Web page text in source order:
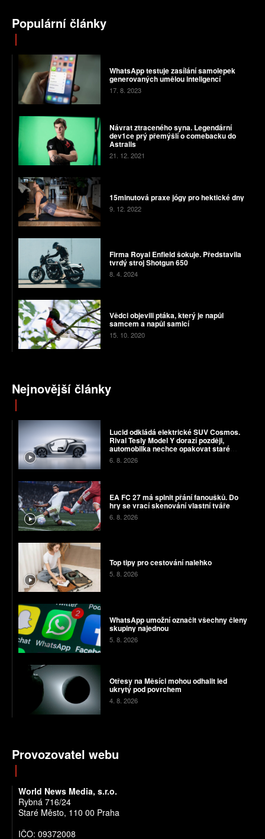
Populární články
WhatsApp testuje zasílání samolepek
generovaných umělou inteligencí
17. 8. 2023
Návrat ztraceného syna. Legendární
dev1ce prý přemýšlí o comebacku do
Astralis
21. 12. 2021
15minutová praxe jógy pro hektické dny
9. 12. 2022
Firma Royal Enfield šokuje. Představila
tvrdý stroj Shotgun 650
8. 4. 2024
Vědci objevili ptáka, který je napůl
samcem a napůl samicí
15. 10. 2020
Nejnovější články
Lucid odkládá elektrické SUV Cosmos.
Rival Tesly Model Y dorazí později,
automobilka nechce opakovat staré
chyby
6. 8. 2026
EA FC 27 má splnit přání fanoušků. Do
hry se vrací skenování vlastní tváře
6. 8. 2026
Top tipy pro cestování nalehko
5. 8. 2026
WhatsApp umožní označit všechny členy
skupiny najednou
5. 8. 2026
Otřesy na Měsíci mohou odhalit led
ukrytý pod povrchem
4. 8. 2026
Provozovatel webu
World News Media, s.r.o.
Rybná 716/24
Staré Město, 110 00 Praha
IČO: 09372008